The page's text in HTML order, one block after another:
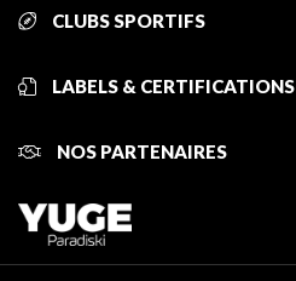
CLUBS SPORTIFS
LABELS & CERTIFICATIONS
NOS PARTENAIRES